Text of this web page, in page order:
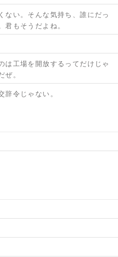
ない。そんな気持ち、誰にだっ
君もそうだよね。
は工場を開放するってだけじゃ
ぜ。
辞令じゃない。